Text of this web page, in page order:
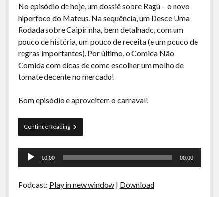
No episódio de hoje, um dossiê sobre Ragù – o novo
hiperfoco do Mateus. Na sequência, um Desce Uma
Rodada sobre Caipirinha, bem detalhado, com um
pouco de história, um pouco de receita (e um pouco de
regras importantes). Por último, o Comida Não
Comida com dicas de como escolher um molho de
tomate decente no mercado!
Bom episódio e aproveitem o carnaval!
Continue ReadingLa
Siesta
Ragù,
Molho
Tocador
00:00 00:00
Podcast: Play in new window| Download